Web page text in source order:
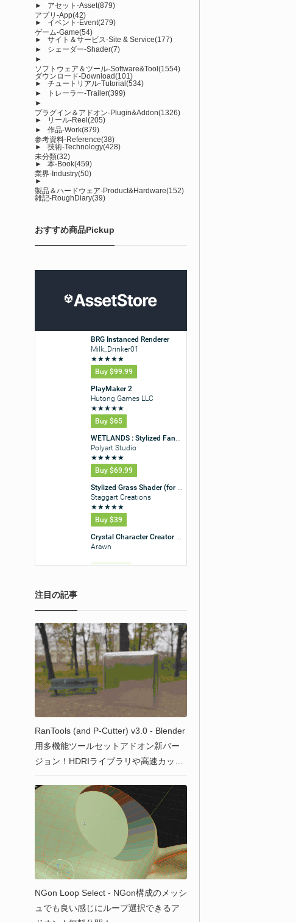
► アセット-Asset(879)
アプリ-App(42)
►
イベント-Event(279)
ゲーム-Game(54)
►
サイト＆サービス-Site & Service(177)
►
シェーダー-Shader(7)
►
ソフトウェア＆ツール-Software&Tool(1554)
ダウンロード-Download(101)
►
チュートリアル-Tutorial(534)
►
トレーラー-Trailer(399)
►
プラグイン＆アドオン-Plugin&Addon(1326)
►
リール-Reel(205)
►
作品-Work(879)
参考資料-Reference(38)
►
技術-Technology(428)
未分類(32)
►
本-Book(459)
業界-Industry(50)
►
製品＆ハードウェア-Product&Hardware(152)
雑記-RoughDiary(39)
おすすめ商品Pickup
注目の記事
RanTools (and P-Cutter) v3.0 - Blender
用多機能ツールセットアドオン新バー
ジョン！HDRIライブラリや高速カッ
機能強化！日本語表記にも対応！割引
コードも配布中！
NGon Loop Select - NGon構成のメッシ
ュでも良い感じにループ選択できるア